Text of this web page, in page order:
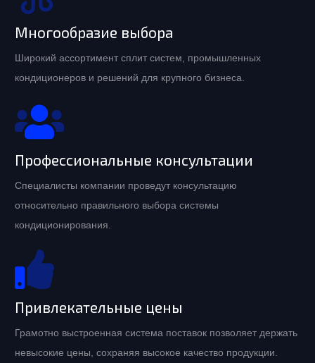
Многообразие выбора
Широкий ассортимент сплит систем, промышленных
кондиционеров и решений для крупного бизнеса.
Профессиональные консультации
Специалисты компании проведут консультацию
относительно правильного выбора системы
кондиционирования.
Привлекательные цены
Грамотно выстроенная система поставок позволяет держать
невысокие цены, сохраняя высокое качество продукции.